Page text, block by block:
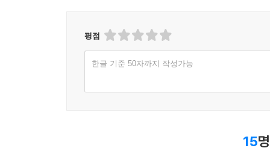
평점
한글 기준 50자까지 작성가능
15